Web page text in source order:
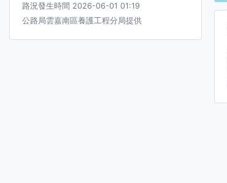
路況發生時間 2026-06-01 01:19
公路局雲嘉南區養護工程分局提供